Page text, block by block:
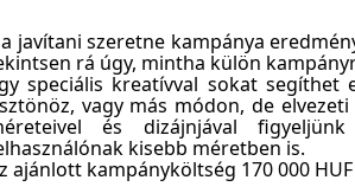
javítani szeretne kampánya
rá úgy, mintha külön
speciális kreatívval sokat
vagy más módon, de
és dizájnjával
kisebb méretben is.
ajánlott kampányköltség 170 000